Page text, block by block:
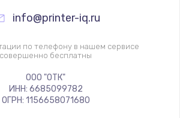
от 1490 руб.
Заказать
info@printer-iq.ru
по телефону в нашем сервисе
совершенно бесплатны
ООО "ОТК"
ИНН: 6685099782
ОГРН: 1156658071680